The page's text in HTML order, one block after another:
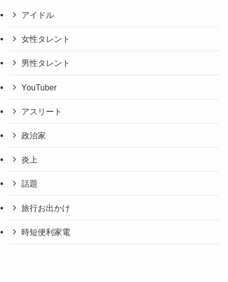
アイドル
女性タレント
男性タレント
YouTuber
アスリート
政治家
炎上
話題
旅行お出かけ
時短便利家電